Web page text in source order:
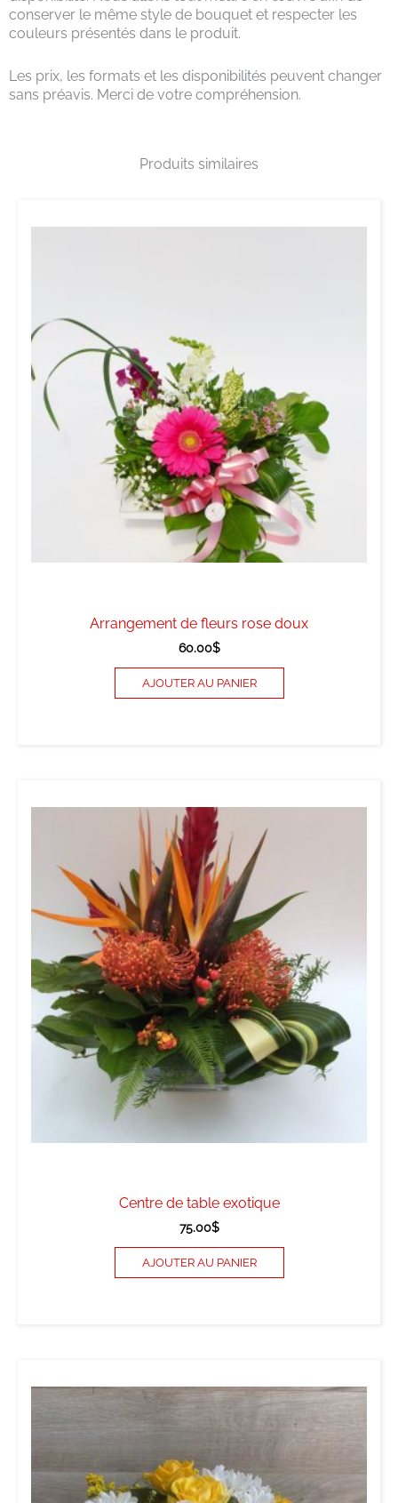
conserver le même style de bouquet et respecter les
couleurs présentés dans le produit.
Les prix, les formats et les disponibilités peuvent changer
sans préavis. Merci de votre compréhension.
Produits similaires
Arrangement de fleurs rose doux
60.00$
AJOUTER AU PANIER
Centre de table exotique
75.00$
AJOUTER AU PANIER